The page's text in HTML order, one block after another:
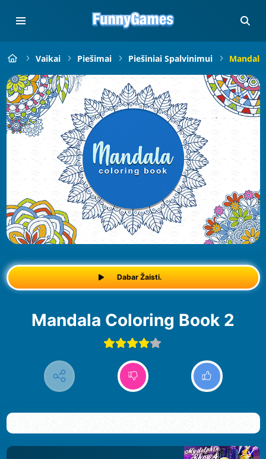
Vaikai Piešimai Piešiniai Spalvinimui
Dabar Žaisti.
Mandala Coloring Book 2